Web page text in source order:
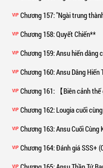
VIP Chương 157: "Ngài trung thành
VIP Chương 158: Quyết Chiến**
VIP Chương 159: Ansu hiến dâng
VIP Chương 160: Ansu Dâng Hiến
VIP Chương 161: 【Biên cảnh thế
VIP Chương 162: Lougia cuối
VIP Chương 163: Ansu Cuối Cùng Kết
VIP Chương 164: Đánh giá SSS+
VIP